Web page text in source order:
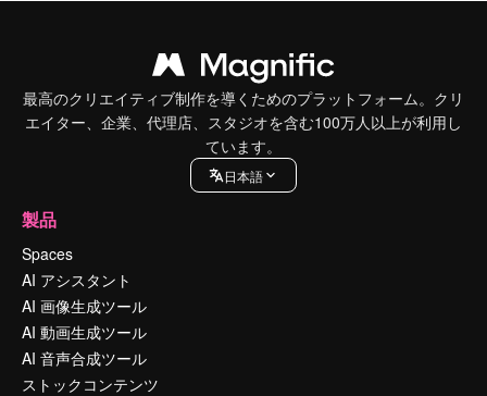
最高のクリエイティブ制作を導くためのプラットフォーム。クリ
エイター、企業、代理店、スタジオを含む100万人以上が利用し
ています。
日本語
製品
Spaces
AI アシスタント
AI 画像生成ツール
AI 動画生成ツール
AI 音声合成ツール
ストックコンテンツ